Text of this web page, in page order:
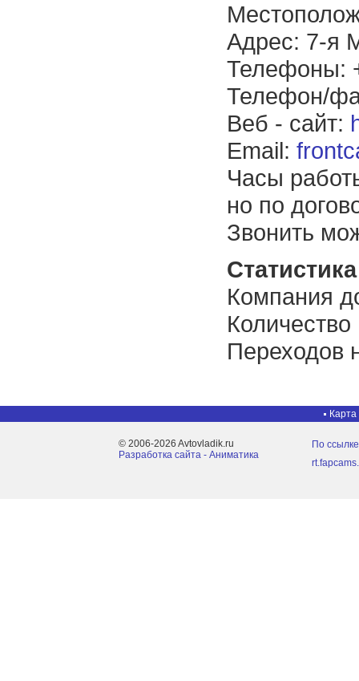
Адрес: 7-я
Телефоны:
Телефон/
Веб - сайт:
Email:
Часы
но по
Звонить
Компания
Переходов
Карта
© 2006-2026 Avtovladik.ru
Разработка сайта - Aниматика
По ссылке